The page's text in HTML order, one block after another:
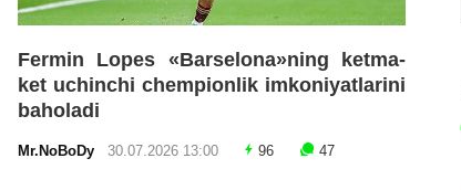
Fermin Lopes «Barselona»ning ketma-
ket uchinchi chempionlik imkoniyatlarini
baholadi
Mr.NoBoDy 30.07.2026 13:00 96 47